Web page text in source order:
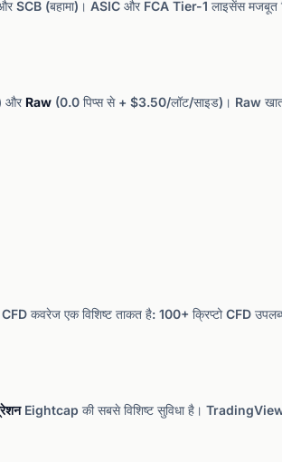
SCB (बहामा)। ASIC और FCA Tier-1 लाइसेंस मजबूत
और Raw (0.0 पिप्स से + $3.50/लॉट/साइड)। Raw खाता
कवरेज एक विशिष्ट ताकत है: 100+ क्रिप्टो CFD
Eightcap की सबसे विशिष्ट सुविधा है। TradingView